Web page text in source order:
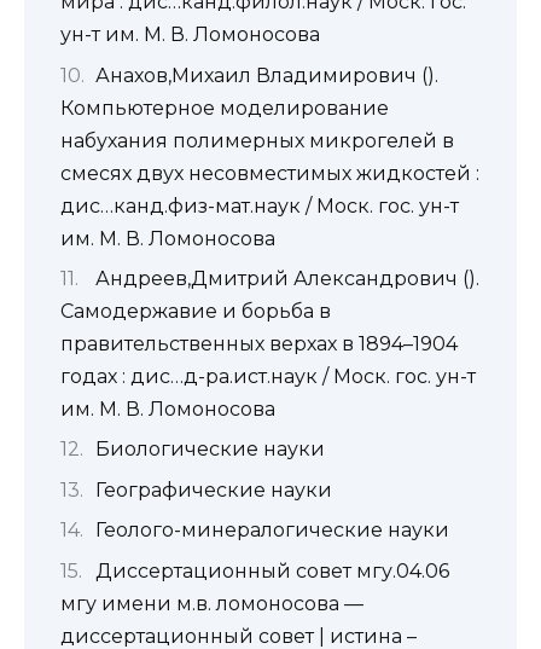
ун-т им. М. В. Ломоносова
Анахов,Михаил Владимирович ().
Компьютерное моделирование
набухания полимерных микрогелей в
смесях двух несовместимых жидкостей :
дис…канд.физ-мат.наук / Моск. гос. ун-т
им. М. В. Ломоносова
Андреев,Дмитрий Александрович ().
Самодержавие и борьба в
правительственных верхах в 1894–1904
годах : дис…д-ра.ист.наук / Моск. гос. ун-т
им. М. В. Ломоносова
Биологические науки
Географические науки
Геолого-минералогические науки
Диссертационный совет мгу.04.06
мгу имени м.в. ломоносова —
диссертационный совет | истина –